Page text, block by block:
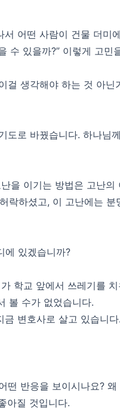
어떤 사람이 건물 더미
수 있을까?” 이렇게 고민
걸 생각해야 하는 것 아닌
로 바꿨습니다. 하나님
을 이기는 방법은 고난의
락하셨고, 이 고난에는 분
에 있겠습니까?
학교 앞에서 쓰레기를
볼 수가 없었습니다.
변호사로 살고 있습니
반응을 보이시나요? 왜
아질 것입니다.